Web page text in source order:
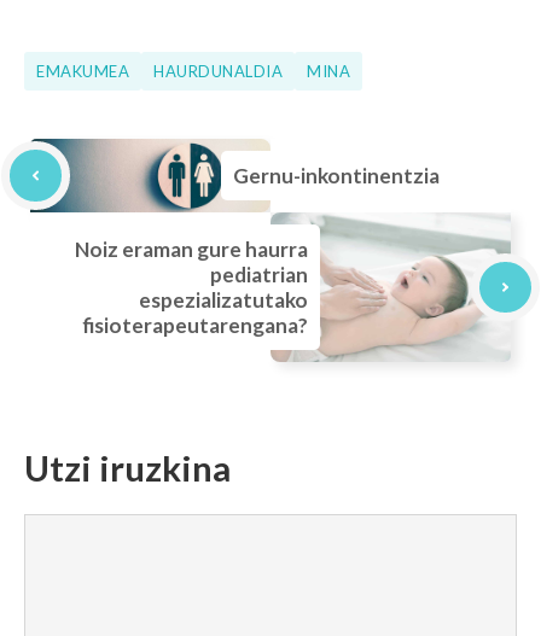
EMAKUMEA HAURDUNALDIA MINA
Gernu-inkontinentzia
Noiz eraman gure haurra
pediatrian
espezializatutako
fisioterapeutarengana?
Utzi iruzkina